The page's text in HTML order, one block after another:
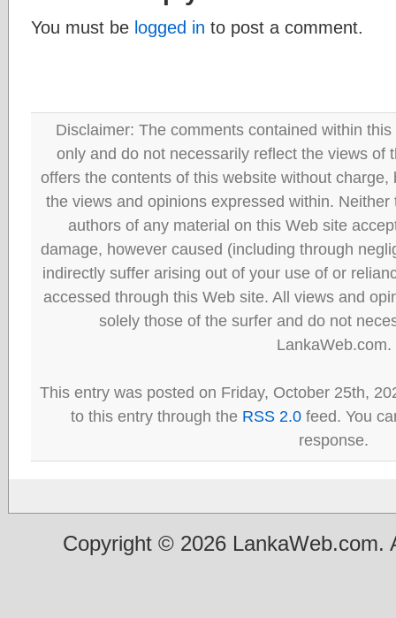
You must be logged in to post a comment.
Disclaimer: The comments contained within
only and do not necessarily reflect the views of
offers the contents of this website without
the views and opinions expressed within.
authors of any material on this Web site
damage, however caused (including through
indirectly suffer arising out of your use of or
accessed through this Web site. All views and
solely those of the surfer and do not
LankaWeb.com.
This entry was posted on Friday, October 25th,
to this entry through the RSS 2.0 feed. You
response.
Copyright © 2026 LankaWeb.com.